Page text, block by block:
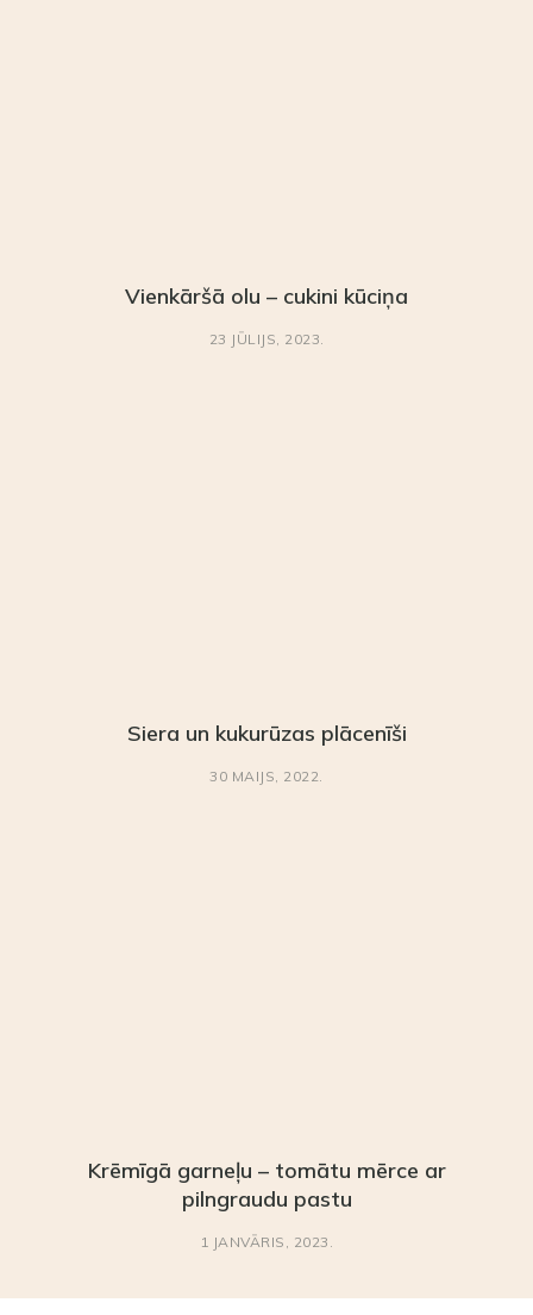
Vienkāršā olu – cukini kūciņa
23 JŪLIJS, 2023.
Siera un kukurūzas plācenīši
30 MAIJS, 2022.
Krēmīgā garneļu – tomātu mērce ar
pilngraudu pastu
1 JANVĀRIS, 2023.